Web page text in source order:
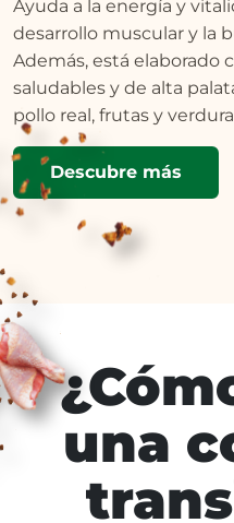
Ayuda a la energía y
desarrollo muscular y la
Además, está elaborado
saludables y de alta
pollo real, frutas y
Descubre más
una